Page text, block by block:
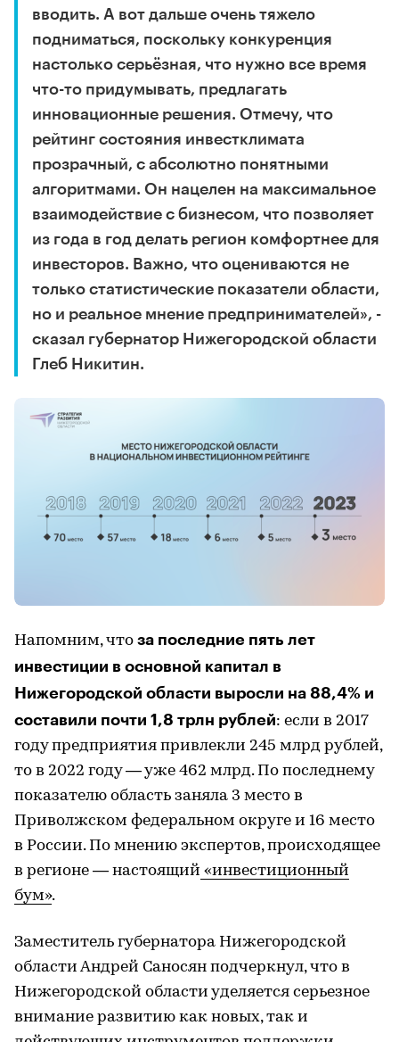
вводить. А вот дальше очень тяжело
подниматься, поскольку конкуренция
настолько серьёзная, что нужно все время
что-то придумывать, предлагать
инновационные решения. Отмечу, что
рейтинг состояния инвестклимата
прозрачный, с абсолютно понятными
алгоритмами. Он нацелен на максимальное
взаимодействие с бизнесом, что позволяет
из года в год делать регион комфортнее для
инвесторов. Важно, что оцениваются не
только статистические показатели области,
но и реальное мнение предпринимателей», -
сказал губернатор Нижегородской области
Глеб Никитин.
Напомним, что за последние пять лет
инвестиции в основной капитал в
Нижегородской области выросли на 88,4% и
составили почти 1,8 трлн рублей: если в 2017
году предприятия привлекли 245 млрд рублей,
то в 2022 году — уже 462 млрд. По последнему
показателю область заняла 3 место в
Приволжском федеральном округе и 16 место
в России. По мнению экспертов, происходящее
в регионе — настоящий «инвестиционный
бум».
Заместитель губернатора Нижегородской
области Андрей Саносян подчеркнул, что в
Нижегородской области уделяется серьезное
внимание развитию как новых, так и